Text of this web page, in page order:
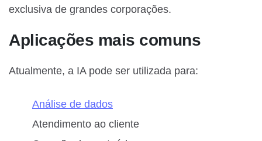
exclusiva de grandes corporações.
Aplicações mais comuns
Atualmente, a IA pode ser utilizada para:
Análise de dados
Atendimento ao cliente